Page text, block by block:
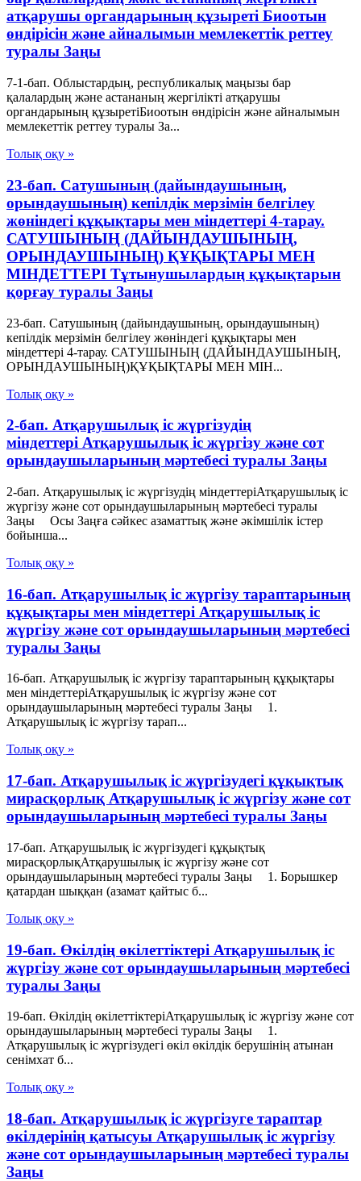
атқарушы органдарының құзыреті Биоотын
өндірісін және айналымын мемлекеттік реттеу
туралы Заңы
7-1-бап. Облыстардың, республикалық маңызы бар
қалалардың және астананың жергілікті атқарушы
органдарының құзыретіБиоотын өндірісін және айналымын
мемлекеттік реттеу туралы За...
Толық оқу »
23-бап. Сатушының (дайындаушының,
орындаушының) кепілдік мерзімін белгілеу
жөніндегі құқықтары мен міндеттері 4-тарау.
САТУШЫНЫҢ (ДАЙЫНДАУШЫНЫҢ,
ОРЫНДАУШЫНЫҢ) ҚҰҚЫҚТАРЫ МЕН
МІНДЕТТЕРІ Тұтынушылардың құқықтарын
қорғау туралы Заңы
23-бап. Сатушының (дайындаушының, орындаушының)
кепілдік мерзімін белгілеу жөніндегі құқықтары мен
міндеттері 4-тарау. САТУШЫНЫҢ (ДАЙЫНДАУШЫНЫҢ,
ОРЫНДАУШЫНЫҢ)ҚҰҚЫҚТАРЫ МЕН МІН...
Толық оқу »
2-бап. Атқарушылық iс жүргiзудің
мiндеттерi Атқарушылық iс жүргiзу және сот
орындаушыларының мәртебесi туралы Заңы
2-бап. Атқарушылық iс жүргiзудің мiндеттерiАтқарушылық iс
жүргiзу және сот орындаушыларының мәртебесi туралы
Заңы Осы Заңға сәйкес азаматтық және әкiмшiлiк iстер
бойынша...
Толық оқу »
16-бап. Атқарушылық iс жүргiзу тараптарының
құқықтары мен мiндеттерi Атқарушылық iс
жүргiзу және сот орындаушыларының мәртебесi
туралы Заңы
16-бап. Атқарушылық iс жүргiзу тараптарының құқықтары
мен мiндеттерiАтқарушылық iс жүргiзу және сот
орындаушыларының мәртебесi туралы Заңы 1.
Атқарушылық iс жүргiзу тарап...
Толық оқу »
17-бап. Атқарушылық iс жүргiзудегi құқықтық
мирасқорлық Атқарушылық iс жүргiзу және сот
орындаушыларының мәртебесi туралы Заңы
17-бап. Атқарушылық iс жүргiзудегi құқықтық
мирасқорлықАтқарушылық iс жүргiзу және сот
орындаушыларының мәртебесi туралы Заңы 1. Борышкер
қатардан шыққан (азамат қайтыс б...
Толық оқу »
19-бап. Өкiлдiң өкiлеттiктерi Атқарушылық iс
жүргiзу және сот орындаушыларының мәртебесi
туралы Заңы
19-бап. Өкiлдiң өкiлеттiктерiАтқарушылық iс жүргiзу және сот
орындаушыларының мәртебесi туралы Заңы 1.
Атқарушылық іс жүргізудегі өкіл өкілдік берушінің атынан
сенімхат б...
Толық оқу »
18-бап. Атқарушылық iс жүргiзуге тараптар
өкiлдерiнiң қатысуы Атқарушылық iс жүргiзу
және сот орындаушыларының мәртебесi туралы
Заңы